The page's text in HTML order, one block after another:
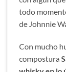
todo
de Johnnie
Con mucho
compostura